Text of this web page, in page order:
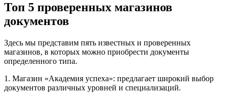
Топ 5 проверенных магазинов
документов
Здесь мы представим пять известных и проверенных
магазинов, в которых можно приобрести документы
определенного типа.
1. Магазин «Академия успеха»: предлагает широкий выбор
документов различных уровней и специализаций.